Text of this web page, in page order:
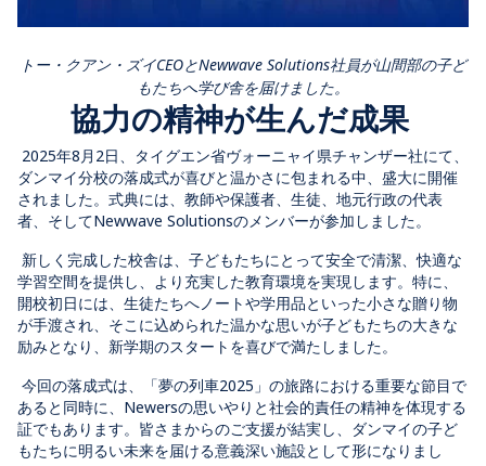
トー・クアン・ズイCEOとNewwave Solutions社員が山間部の子ど
もたちへ学び舎を届けました。
協力の精神が生んだ成果
2025年8月2日、タイグエン省ヴォーニャイ県チャンザー社にて、
ダンマイ分校の落成式が喜びと温かさに包まれる中、盛大に開催
されました。式典には、教師や保護者、生徒、地元行政の代表
者、そしてNewwave Solutionsのメンバーが参加しました。
新しく完成した校舎は、子どもたちにとって安全で清潔、快適な
学習空間を提供し、より充実した教育環境を実現します。特に、
開校初日には、生徒たちへノートや学用品といった小さな贈り物
が手渡され、そこに込められた温かな思いが子どもたちの大きな
励みとなり、新学期のスタートを喜びで満たしました。
今回の落成式は、「夢の列車2025」の旅路における重要な節目で
あると同時に、Newersの思いやりと社会的責任の精神を体現する
証でもあります。皆さまからのご支援が結実し、ダンマイの子ど
もたちに明るい未来を届ける意義深い施設として形になりまし